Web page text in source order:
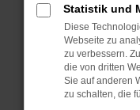
sind.
Veraltete
führen, dass
unterstützt
Statistik und
Diese
Webseite zu
zu verbessern.
die von dritten
Sie auf anderen
zu schalten, die